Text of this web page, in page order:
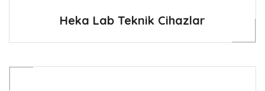
Heka Lab Teknik Cihazlar